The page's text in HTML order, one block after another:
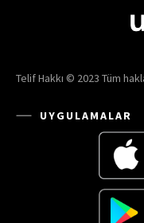
Telif Hakkı © 2023 Tüm
UYGULAMALAR